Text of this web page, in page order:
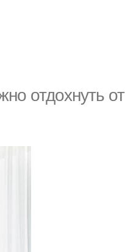
отдохнуть от